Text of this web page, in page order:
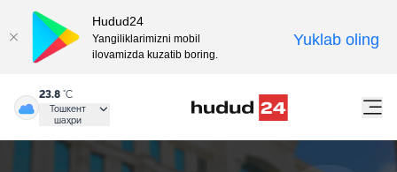
23.8 °C
Тошкент
шаҳри
Hudud24
Yangiliklarimizni mobil
ilovamizda kuzatib boring.
Yuklab oling